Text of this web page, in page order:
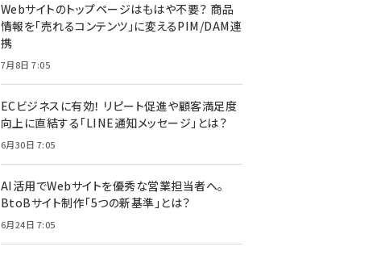
Webサイトのトップページはもはや不要？ 商品
情報を「売れるコンテンツ」に変えるPIM/DAM連
携
7月8日 7:05
ECビジネスに有効！ リピート促進や顧客満足度
向上に直結する「LINE通知メッセージ」とは？
6月30日 7:05
AI活用でWebサイトを優秀な営業担当者へ。
BtoBサイト制作「5つの新基準」とは？
6月24日 7:05